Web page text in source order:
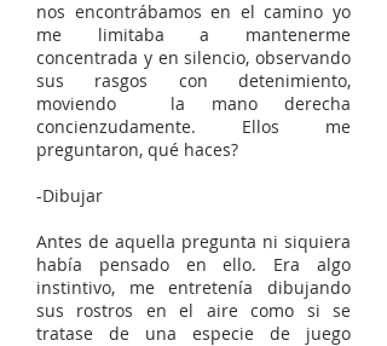
nos encontrábamos en el camino yo
me limitaba a mantenerme
concentrada y en silencio, observando
sus rasgos con detenimiento,
moviendo la mano derecha
concienzudamente. Ellos me
preguntaron, qué haces?
-Dibujar
Antes de aquella pregunta ni siquiera
había pensado en ello. Era algo
instintivo, me entretenía dibujando
sus rostros en el aire como si se
tratase de una especie de juego